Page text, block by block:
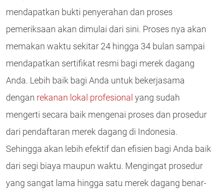
mendapatkan bukti penyerahan dan proses
pemeriksaan akan dimulai dari sini. Proses nya akan
memakan waktu sekitar 24 hingga 34 bulan sampai
mendapatkan sertifikat resmi bagi merek dagang
Anda. Lebih baik bagi Anda untuk bekerjasama
dengan rekanan lokal profesional yang sudah
mengerti secara baik mengenai proses dan prosedur
dari pendaftaran merek dagang di Indonesia.
Sehingga akan lebih efektif dan efisien bagi Anda baik
dari segi biaya maupun waktu. Mengingat prosedur
yang sangat lama hingga satu merek dagang benar-